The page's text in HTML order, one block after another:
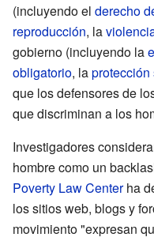
(incluyendo el derecho
reproducción, la
gobierno (incluyendo la
obligatorio, laprotección
que los defensores de
que discriminan a los
Investigadores
hombre como un
Poverty Law Centerha
los sitios web, blogs y
movimiento "expresan